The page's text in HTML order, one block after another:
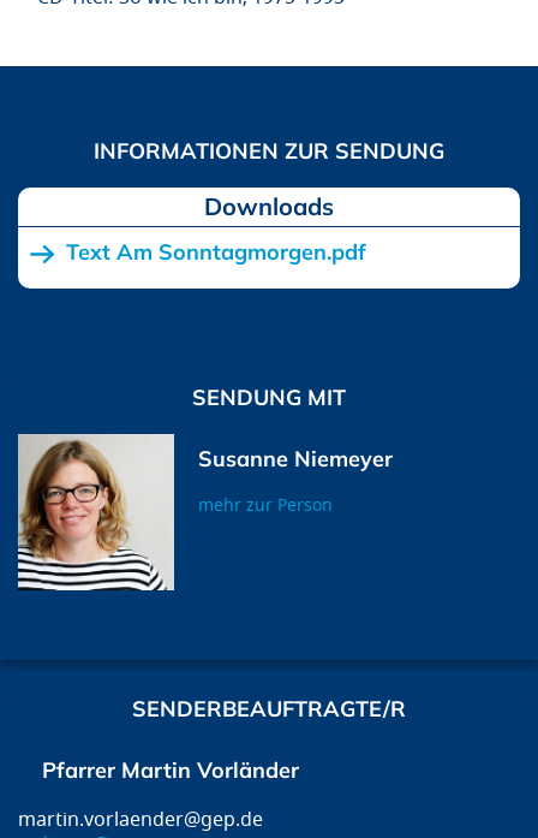
Downloads
Text Am Sonntagmorgen.pdf
SENDUNG MIT
Susanne Niemeyer
mehr zur Person
SENDERBEAUFTRAGTE/R
Pfarrer Martin Vorländer
martin.vorlaender@gep.de